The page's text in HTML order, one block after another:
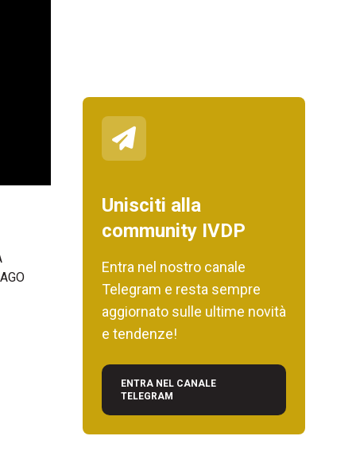
Unisciti alla
community IVDP
Entra nel nostro canale
Telegram e resta sempre
aggiornato sulle ultime novità
e tendenze!
ENTRA NEL CANALE
TELEGRAM